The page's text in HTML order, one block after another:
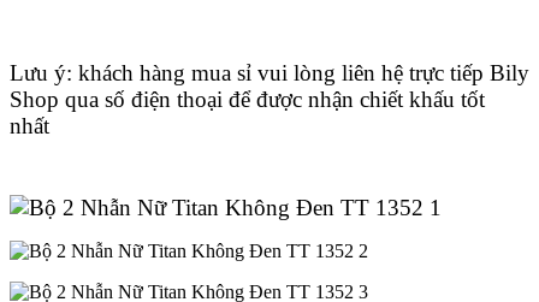
Lưu ý: khách hàng mua sỉ vui lòng liên hệ trực tiếp Bily
Shop qua số điện thoại để được nhận chiết khấu tốt
nhất